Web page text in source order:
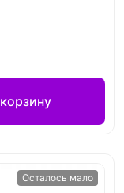
Осталось мало